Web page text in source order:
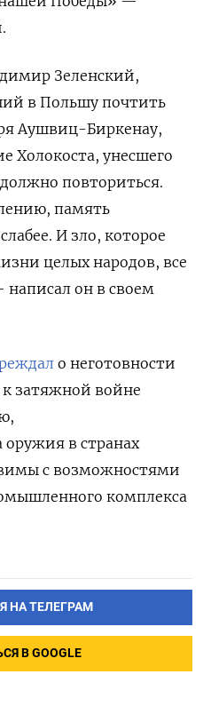
Зеленский,
в Польшу почтить
Аушвиц-Биркенау,
Холокоста, унесшего
повториться.
память
И зло, которое
целых народов, все
он в своем
о неготовности
к затяжной войне
оружия в странах
с возможностями
комплекса
НА ТЕЛЕГРАМ
В GOOGLE